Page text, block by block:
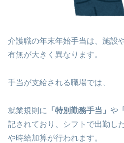
介護職の年末年始手当は、施設
有無が大きく異なります。
手当が支給される職場では、
就業規則に 「特別勤務手当」 や
記されており、シフトで出勤し
や時給加算が行われます。